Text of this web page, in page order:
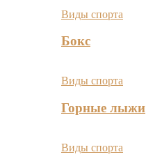
Виды спорта
Бокс
Виды спорта
Горные лыжи
Виды спорта